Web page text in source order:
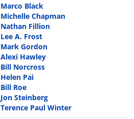
Marco Black
Michelle Chapman
Nathan Fillion
Lee A. Frost
Mark Gordon
Alexi Hawley
Bill Norcross
Helen Pai
Bill Roe
Jon Steinberg
Terence Paul Winter